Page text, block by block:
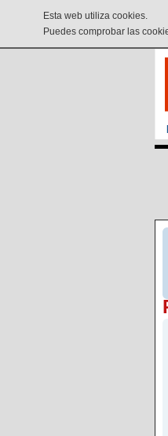
Esta web utiliza cookies.
Puedes comprobar las